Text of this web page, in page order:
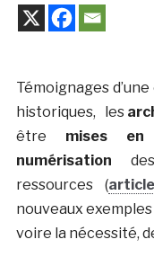
Témoignages
historiques, les
être mises en
numérisation
ressources (
nouveaux
voire la nécessité,